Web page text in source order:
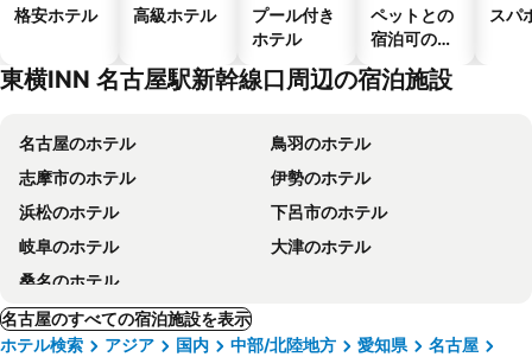
格安ホテル 高級ホテル
プール付き
ホテル
ペットとの
宿泊可のホ
スパ
東横INN 名古屋駅新幹線口周辺の宿泊施設
名古屋のホテル
鳥羽のホテル
志摩市のホテル
伊勢のホテル
浜松のホテル
下呂市のホテル
岐阜のホテル
大津のホテル
桑名のホテル
名古屋のすべての宿泊施設を表示
ホテル検索
アジア 国内 中部/北陸地方 愛知県
名古屋